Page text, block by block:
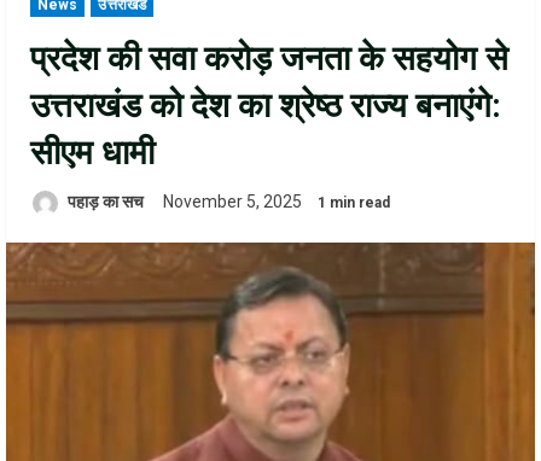
News उत्तराखंड
प्रदेश की सवा करोड़ जनता के सहयोग से
उत्तराखंड को देश का श्रेष्ठ राज्य बनाएंगे:
सीएम धामी
पहाड़ का सच November 5, 2025 1 min read